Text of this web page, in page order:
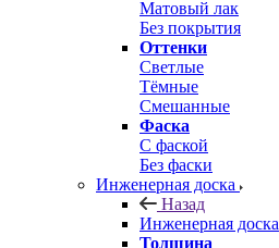
Матовый лак
Без покрытия
Оттенки
Светлые
Тёмные
Смешанные
Фаска
С фаской
Без фаски
Инженерная доска
Назад
Инженерная доска
Толщина